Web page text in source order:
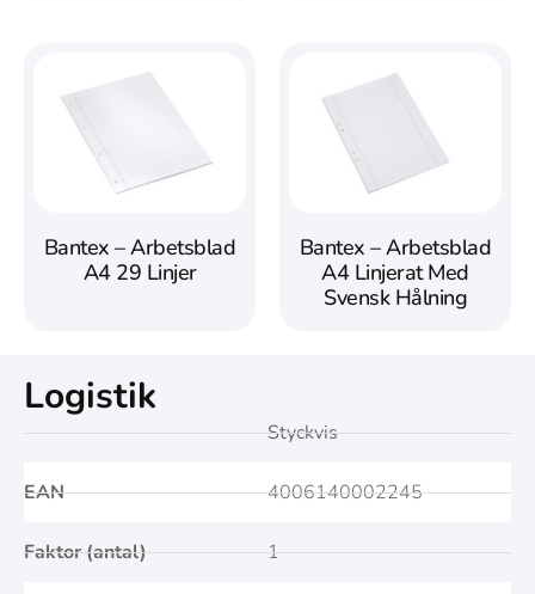
Bantex – Arbetsblad
A4 29 Linjer
Bantex – Arbetsblad
A4 Linjerat Med
Svensk Hålning
Logistik
EAN
Faktor (antal)
Styckvis
4006140002245
1